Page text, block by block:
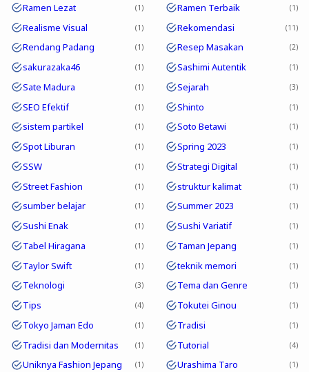
Ramen Lezat 1 Ramen Terbaik 1
Realisme Visual 1 Rekomendasi 11
Rendang Padang 1 Resep Masakan 2
sakurazaka46 1 Sashimi Autentik 1
Sate Madura 1 Sejarah 3
SEO Efektif 1 Shinto 1
sistem partikel 1 Soto Betawi 1
Spot Liburan 1 Spring 2023 1
SSW 1 Strategi Digital 1
Street Fashion 1 struktur kalimat 1
sumber belajar 1 Summer 2023 1
Sushi Enak 1 Sushi Variatif 1
Tabel Hiragana 1 Taman Jepang 1
Taylor Swift 1 teknik memori 1
Teknologi 3 Tema dan Genre 1
Tips 4 Tokutei Ginou 1
Tokyo Jaman Edo 1 Tradisi 1
Tradisi dan Modernitas 1 Tutorial 4
Uniknya Fashion Jepang 1 Urashima Taro 1